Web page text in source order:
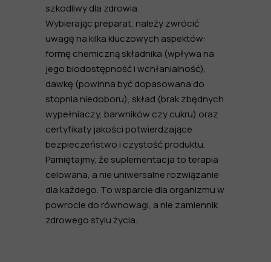
szkodliwy dla zdrowia.
Wybierając preparat, należy zwrócić
uwagę na kilka kluczowych aspektów:
formę chemiczną składnika (wpływa na
jego biodostępność i wchłanialność),
dawkę (powinna być dopasowana do
stopnia niedoboru), skład (brak zbędnych
wypełniaczy, barwników czy cukru) oraz
certyfikaty jakości potwierdzające
bezpieczeństwo i czystość produktu.
Pamiętajmy, że suplementacja to terapia
celowana, a nie uniwersalne rozwiązanie
dla każdego. To wsparcie dla organizmu w
powrocie do równowagi, a nie zamiennik
zdrowego stylu życia.